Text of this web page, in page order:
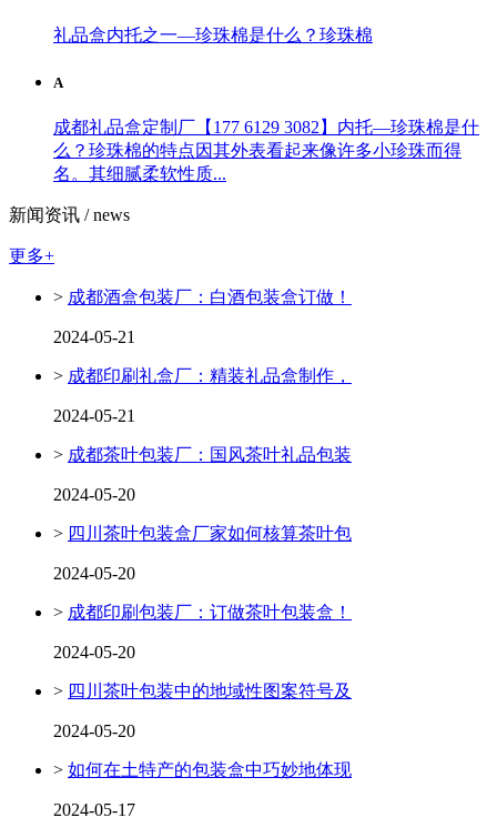
礼品盒内托之一—珍珠棉是什么？珍珠棉
A
成都礼品盒定制厂【177 6129 3082】内托—珍珠棉是什
么？珍珠棉的特点因其外表看起来像许多小珍珠而得
名。其细腻柔软性质...
新闻资讯 /news
更多+
> 成都酒盒包装厂：白酒包装盒订做！
2024-05-21
> 成都印刷礼盒厂：精装礼品盒制作，
2024-05-21
> 成都茶叶包装厂：国风茶叶礼品包装
2024-05-20
> 四川茶叶包装盒厂家如何核算茶叶包
2024-05-20
> 成都印刷包装厂：订做茶叶包装盒！
2024-05-20
> 四川茶叶包装中的地域性图案符号及
2024-05-20
> 如何在土特产的包装盒中巧妙地体现
2024-05-17